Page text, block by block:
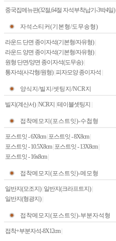
중국집메뉴판(32절,64절 자석부착납기-3박4일)|
자석스티커(기본형/도무송형)
라운드 단면 종이자석(기본형/자유형)|
라운드 양면 종이자석(기본형/자유형)|
원형 단면/양면 종이자석(도무송)|
통자석(사각형/원형)| 피자모양 종이자석
양식지/빌지/셋팅지/NCR지
빌지(계산서)| NCR지 테이블셋팅지
접착메모지(포스트잇)-수첩형
포스트잇 - 6X8cm| 포스트잇 - 8X8cm|
포스트잇 - 10.5X8cm| 포스트잇 - 13X8cm|
포스트잇 - 16x8cm|
접착메모지(포스트잇)-메모형
일반지(모조지)| 일반지(크라프트지)|
일반지(형광지)|
접착메모지(포스트잇)-부분자석형
접착+부분자석-8X12cm|